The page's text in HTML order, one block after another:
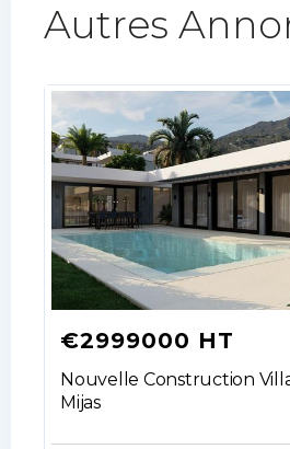
Autres
€2999000 HT
Nouvelle Construction
Mijas